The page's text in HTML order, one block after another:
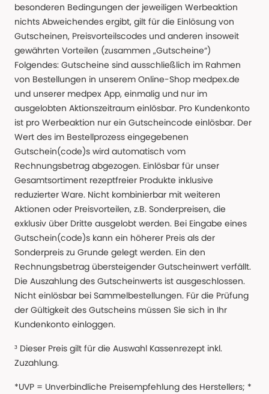
besonderen Bedingungen der jeweiligen Werbeaktion
nichts Abweichendes ergibt, gilt für die Einlösung von
Gutscheinen, Preisvorteilscodes und anderen insoweit
gewährten Vorteilen (zusammen „Gutscheine“)
Folgendes: Gutscheine sind ausschließlich im Rahmen
von Bestellungen in unserem Online-Shop medpex.de
und unserer medpex App, einmalig und nur im
ausgelobten Aktionszeitraum einlösbar. Pro Kundenkonto
ist pro Werbeaktion nur ein Gutscheincode einlösbar. Der
Wert des im Bestellprozess eingegebenen
Gutschein(code)s wird automatisch vom
Rechnungsbetrag abgezogen. Einlösbar für unser
Gesamtsortiment rezeptfreier Produkte inklusive
reduzierter Ware. Nicht kombinierbar mit weiteren
Aktionen oder Preisvorteilen, z.B. Sonderpreisen, die
exklusiv über Dritte ausgelobt werden. Bei Eingabe eines
Gutschein(code)s kann ein höherer Preis als der
Sonderpreis zu Grunde gelegt werden. Ein den
Rechnungsbetrag übersteigender Gutscheinwert verfällt.
Die Auszahlung des Gutscheinwerts ist ausgeschlossen.
Nicht einlösbar bei Sammelbestellungen. Für die Prüfung
der Gültigkeit des Gutscheins müssen Sie sich in Ihr
Kundenkonto einloggen.
³ Dieser Preis gilt für die Auswahl Kassenrezept inkl.
Zuzahlung.
*UVP = Unverbindliche Preisempfehlung des Herstellers; *